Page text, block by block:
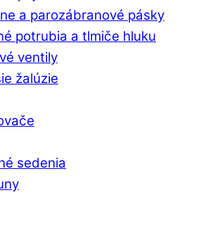
a parozábranové pásky
potrubia a tlmiče hluku
ventily
žalúzie
sedenia